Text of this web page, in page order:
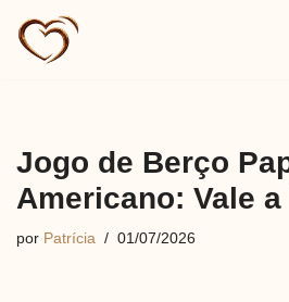
Pular
Jogo de Berço
Americano: Vale a
por Patrícia 01/07/2026